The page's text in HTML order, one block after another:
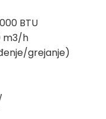
BTU
m3/h
grejanje)